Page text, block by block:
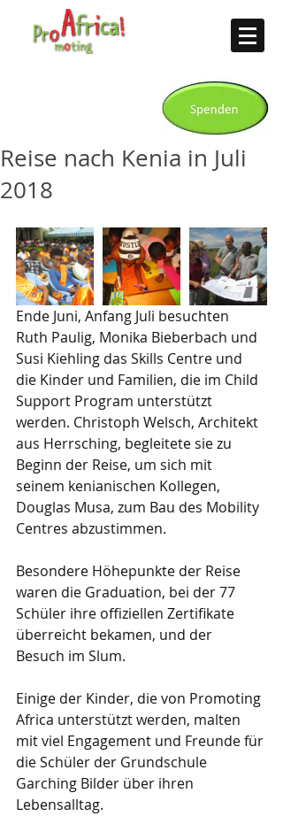
Reise nach Kenia in Juli
2018
Ende Juni, Anfang Juli besuchten
Ruth Paulig, Monika Bieberbach und
Susi Kiehling das Skills Centre und
die Kinder und Familien, die im Child
Support Program unterstützt
werden. Christoph Welsch, Architekt
aus Herrsching, begleitete sie zu
Beginn der Reise, um sich mit
seinem kenianischen Kollegen,
Douglas Musa, zum Bau des Mobility
Centres abzustimmen.
Besondere Höhepunkte der Reise
waren die Graduation, bei der 77
Schüler ihre offiziellen Zertifikate
überreicht bekamen, und der
Besuch im Slum.
Einige der Kinder, die von Promoting
Africa unterstützt werden, malten
mit viel Engagement und Freunde für
die Schüler der Grundschule
Garching Bilder über ihren
Lebensalltag.